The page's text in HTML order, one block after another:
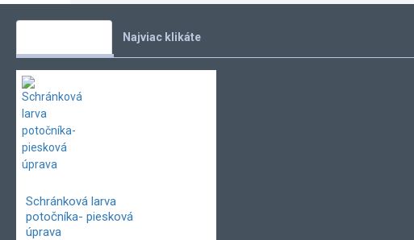
Najviac klikáte
Schránková larva
potočníka- piesková
úprava